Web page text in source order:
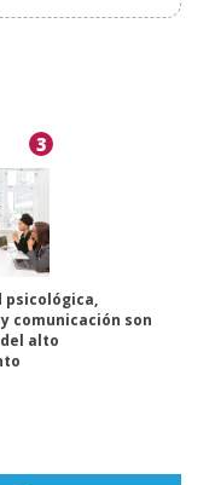
3
psicológica,
comunicación son
alto